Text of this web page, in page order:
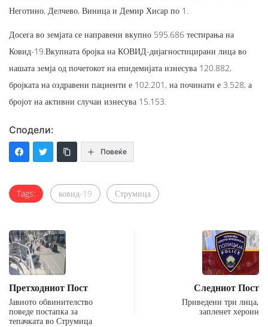
Неготино, Делчево, Виница и Демир Хисар по 1.
Досега во земјата се направени вкупно 595.686 тестирања на
Ковид-19.Вкупната бројка на КОВИД-дијагностицирани лица во
нашата земја од почетокот на епидемијата изнесува 120.882,
бројката на оздравени пациенти е 102.201, на починати е 3.528, а
бројот на активни случаи изнесува 15.153.
Сподели:
Повеќе
Tags: ковид-19 Струмица
Претходниот Пост
Јавното обвинителство
поведе постапка за
тепачката во Струмица
Следниот Пост
Приведени три лица,
запленет хероин